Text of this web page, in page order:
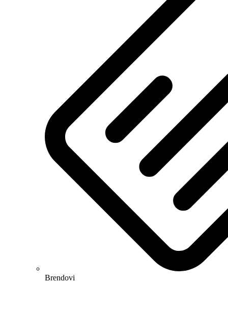
Brendovi